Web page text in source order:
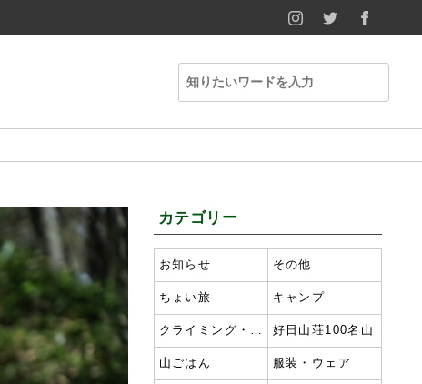
TWITTER
INSTAGRAM
カテゴリー
お知らせ その他
ちょい旅 キャンプ
クライミング・ボルダリング 好日山荘100名山
山ごはん 服装・ウェア